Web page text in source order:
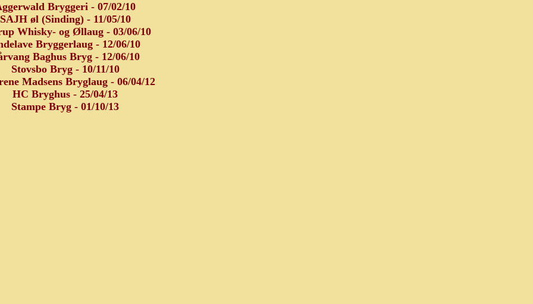
Bryggeri - 07/02/10
SAJH øl (Sinding) - 11/05/10
Whisky- og Øllaug - 03/06/10
Bryggerlaug - 12/06/10
Baghus Bryg - 12/06/10
Stovsbo Bryg - 10/11/10
Madsens Bryglaug - 06/04/12
HC Bryghus - 25/04/13
Stampe Bryg - 01/10/13